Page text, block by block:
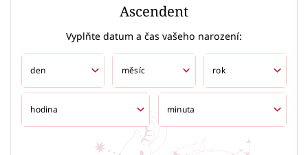
Ascendent
Vyplňte datum a čas vašeho narození: